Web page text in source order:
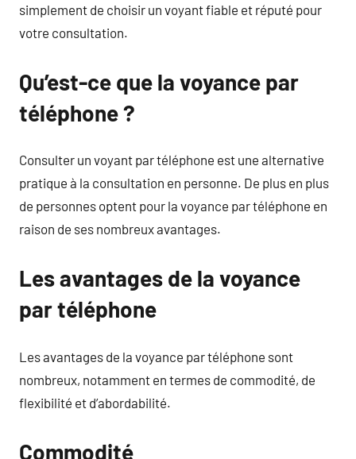
simplement de choisir un voyant fiable et réputé pour
votre consultation.
Qu’est-ce que la voyance par
téléphone ?
Consulter un voyant par téléphone est une alternative
pratique à la consultation en personne. De plus en plus
de personnes optent pour la voyance par téléphone en
raison de ses nombreux avantages.
Les avantages de la voyance
par téléphone
Les avantages de la voyance par téléphone sont
nombreux, notamment en termes de commodité, de
flexibilité et d’abordabilité.
Commodité